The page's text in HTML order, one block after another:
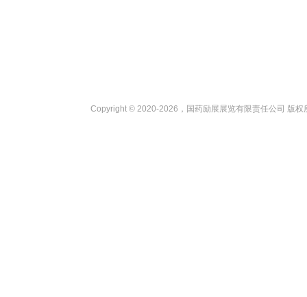
Copyright © 2020-2026，国药励展展览有限责任公司 版权